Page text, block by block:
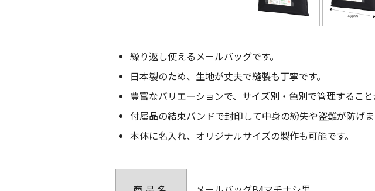
繰り返し使えるメールバッグです。
日本製のため、生地が丈夫で縫製も丁寧です。
豊富なバリエーションで、サイズ別・色別で管理すること
付属品の結束バンドで封印して中身の紛失や盗難が防げま
本体に名入れ、オリジナルサイズの製作も可能です。